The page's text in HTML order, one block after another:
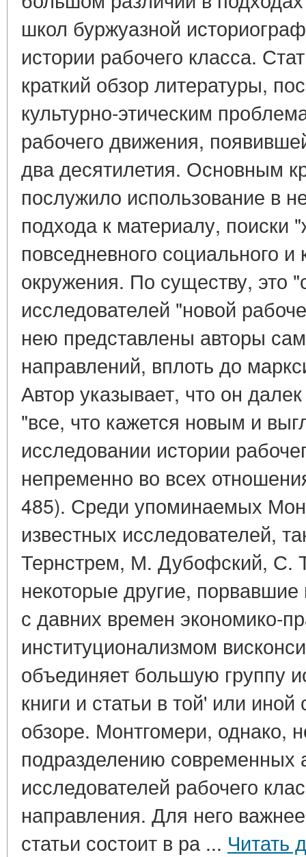
школ буржуазной
истории рабочего класса.
краткий обзор литературы,
культурно-этическим
рабочего движения,
два десятилетия. Основным
послужило использование в
подхода к материалу, поиски
повседневного социального и
окружения. По существу, это
исследователей "новой
нею представлены авторы
направлений, вплоть до
Автор указывает, что он
"все, что кажется новым и
исследовании истории
непременно во всех
485). Среди упоминаемых
известных исследователей,
Тернстрем, М. Дубофский, С.
некоторые другие,
с давних времен экономико-
институционализмом
объединяет большую группу
книги и статьи в той' или
обзоре. Монтгомери, однако,
подразделению современных
исследователей рабочего
направления. Для него
статьи состоит в ра ... Читать